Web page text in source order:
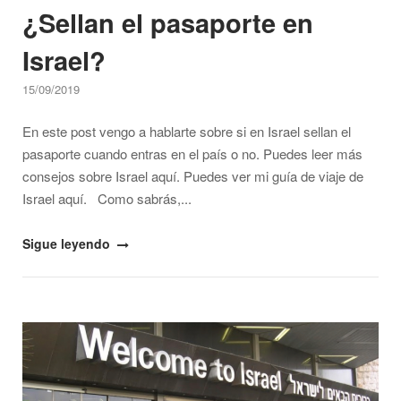
¿Sellan el pasaporte en
Israel?
15/09/2019
En este post vengo a hablarte sobre si en Israel sellan el
pasaporte cuando entras en el país o no. Puedes leer más
consejos sobre Israel aquí. Puedes ver mi guía de viaje de
Israel aquí. Como sabrás,...
"¿Sellan
Israel?"
Sigue leyendo
Open post